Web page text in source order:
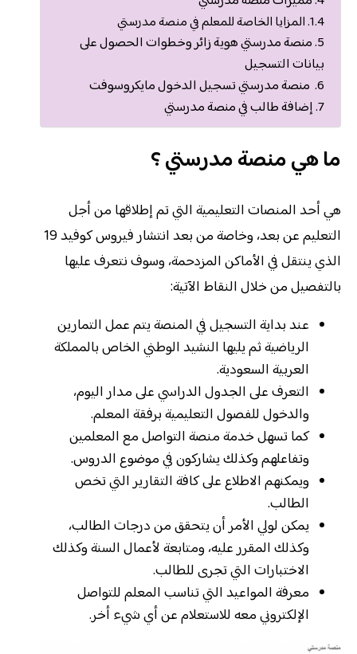
المزايا الخاصة للمعلم في منصة مدرستي
منصة مدرستي هوية زائر وخطوات الحصول على
بيانات التسجيل
منصة مدرستي تسجيل الدخول مايكروسوفت
إضافة طالب في منصة مدرستي
ما هي منصة مدرستي ؟
هي أحد المنصات التعليمية التي تم إطلاقها من أجل
التعليم عن بعد، وخاصة من بعد انتشار فيروس كوفيد 19
الذي ينتقل في الأماكن المزدحمة، وسوف نتعرف عليها
بالتفصيل من خلال النقاط الآتية:
عند بداية التسجيل في المنصة يتم عمل التمارين
الرياضية ثم يليها النشيد الوطني الخاص بالمملكة
العربية السعودية.
التعرف على الجدول الدراسي على مدار اليوم،
والدخول للفصول التعليمية برفقة المعلم.
كما تسهل خدمة منصة التواصل مع المعلمين
وتفاعلهم وكذلك يشاركون في موضوع الدروس.
ويمكنهم الاطلاع على كافة التقارير التي تخص
الطالب.
يمكن لولي الأمر أن يتحقق من درجات الطالب،
وكذلك المقرر عليه، ومتابعة لأعمال السنة وكذلك
الاختبارات التي تجرى للطالب.
معرفة المواعيد التي تناسب المعلم للتواصل
الإلكتروني معه للاستعلام عن أي شيء أخر.